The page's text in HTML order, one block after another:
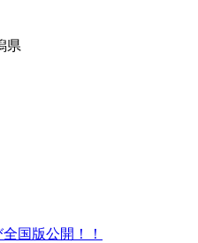
県
国版公開！！